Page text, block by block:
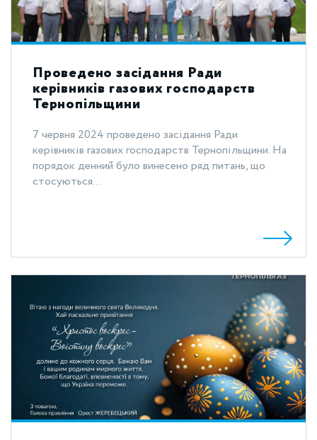
Проведено засідання Ради
керівників газових господарств
Тернопільщини
7 червня 2024 проведено засідання Ради
керівників газових господарств Тернопільщини. На
порядок денний було винесено ряд питань, що
стосуються...